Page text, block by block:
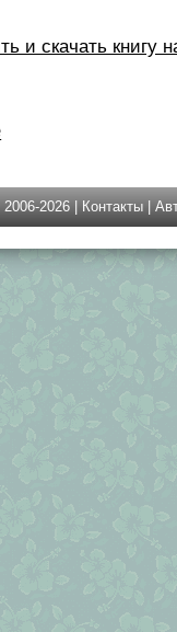
и скачать книгу
2026 | Контакты |